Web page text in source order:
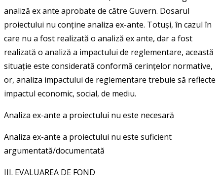
analiză ex ante aprobate de către Guvern. Dosarul
proiectului nu conține analiza ex-ante. Totuși, în cazul în
care nu a fost realizată o analiză ex ante, dar a fost
realizată o analiză a impactului de reglementare, această
situație este considerată conformă cerințelor normative,
or, analiza impactului de reglementare trebuie să reflecte
impactul economic, social, de mediu.
Analiza ex-ante a proiectului nu este necesară
Analiza ex-ante a proiectului nu este suficient
argumentată/documentată
III. EVALUAREA DE FOND